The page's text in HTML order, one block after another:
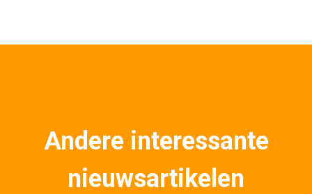
Andere interessante
nieuwsartikelen